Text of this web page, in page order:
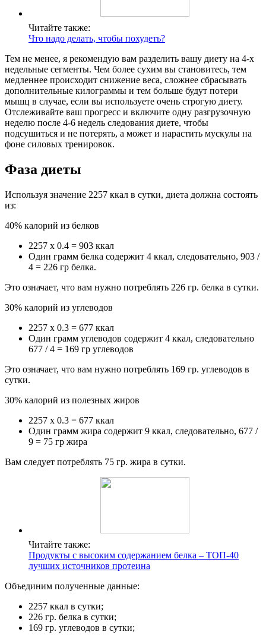
Читайте также:
Что надо делать, чтобы похудеть?
Тем не менее, я рекомендую вам разделить вашу диету на 4-х
недельные сегменты. Чем более сухим вы становитесь, тем
медленнее происходит снижение веса, сложнее сбрасывать
дополнительные килограммы и тем больше будут потери
мышц в случае, если вы используете очень строгую диету.
Отслеживайте ваш прогресс и включите одну разгрузочную
неделю после 4-6 недель следования диете, чтобы
подсушиться и не потерять, а может и нарастить мускулы на
фоне силовых тренировок.
Фаза диеты
Используя значение 2257 ккал в сутки, диета должна состоять
из:
40% калорий из белков
2257 х 0.4 = 903 ккал
Один грамм белка содержит 4 ккал, следовательно, 903 /
4 = 226 гр белка.
Это означает, что вам нужно потреблять 226 гр. белка в сутки.
30% калорий из углеводов
2257 х 0.3 = 677 ккал
Один грамм углеводов содержит 4 ккал, следовательно
677 / 4 = 169 гр углеводов
Это означает, что вам нужно потреблять 169 гр. углеводов в
сутки.
30% калорий из полезных жиров
2257 х 0.3 = 677 ккал
Один грамм жира содержит 9 ккал, следовательно, 677 /
9 = 75 гр жира
Вам следует потреблять 75 гр. жира в сутки.
Читайте также:
Продукты с высоким содержанием белка – ТОП-40
лучших источников протеина
Объединим полученные данные:
2257 ккал в сутки;
226 гр. белка в сутки;
169 гр. углеводов в сутки;